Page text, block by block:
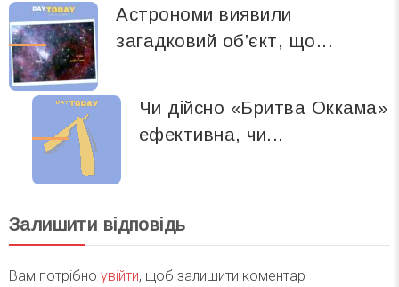
Астрономи виявили
загадковий об’єкт, що...
Чи дійсно «Бритва Оккама»
ефективна, чи...
Залишити відповідь
Вам потрібно увійти, щоб залишити коментар